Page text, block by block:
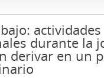
actividades
durante la
derivar en un